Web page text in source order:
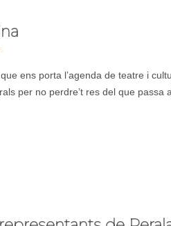
ens porta l’agenda de teatre i
per no perdre’t res del que passa